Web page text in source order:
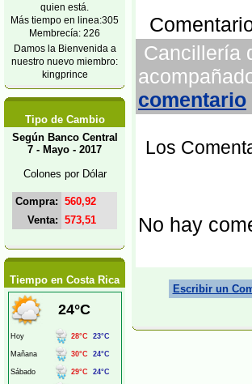
quien está.
Más tiempo en linea:305
Membrecía: 226
Damos la Bienvenida a
nuestro nuevo miembro:
kingprince
Tipo de Cambio
Según Banco Central
7 - Mayo - 2017
Colones por Dólar
Compra: 560,92
Venta: 573,51
Tiempo en Costa Rica
Cancillería
comentario
Los
No hay
Escribir un